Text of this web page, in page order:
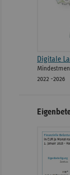
Digitale
2022 -2026